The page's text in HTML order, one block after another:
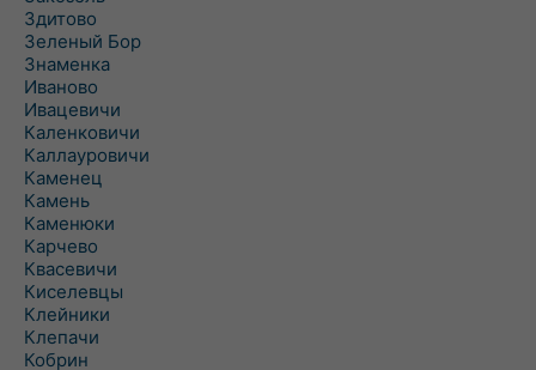
Здитово
Зеленый Бор
Знаменка
Иваново
Ивацевичи
Каленковичи
Каллауровичи
Каменец
Камень
Каменюки
Карчево
Квасевичи
Киселевцы
Клейники
Клепачи
Кобрин